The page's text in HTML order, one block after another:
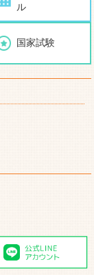
ル
国家試験